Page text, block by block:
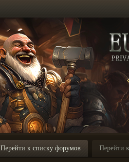
Перейти к списку форумов Перейти